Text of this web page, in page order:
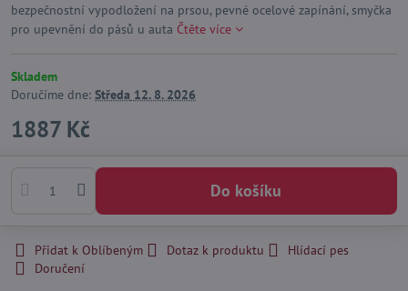
bezpečnostní vypodložení na prsou, pevné ocelové zapínání, smyčka
pro upevnění do pásů u auta Čtěte více
Skladem
Doručíme dne: Středa 12. 8. 2026
1887 Kč
Do košíku
Přidat k Oblíbeným Dotaz k produktu
Hlídací pes
Doručení